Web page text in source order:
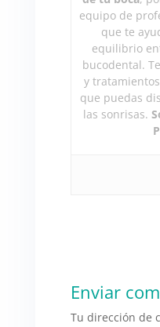
equipo de
que te
equilibrio
bucodental.
y
que puedas
las sonrisas.
Enviar
Tu dirección de